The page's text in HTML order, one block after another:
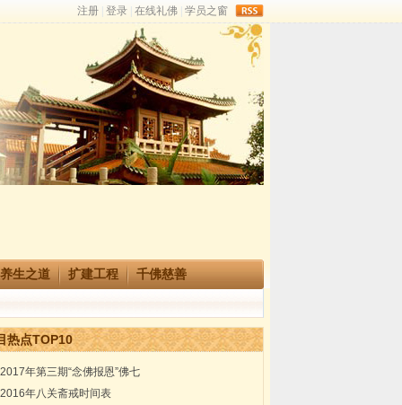
养生之道 扩建工程 千佛慈善
热点TOP10
2017年第三期“念佛报恩”佛七
2016年八关斋戒时间表